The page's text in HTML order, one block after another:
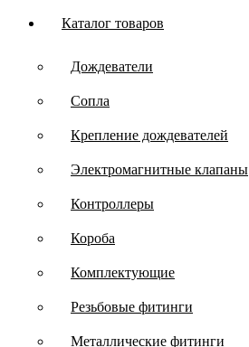
Каталог товаров
Дождеватели
Сопла
Крепление дождевателей
Электромагнитные клапаны
Контроллеры
Короба
Комплектующие
Резьбовые фитинги
Металлические фитинги